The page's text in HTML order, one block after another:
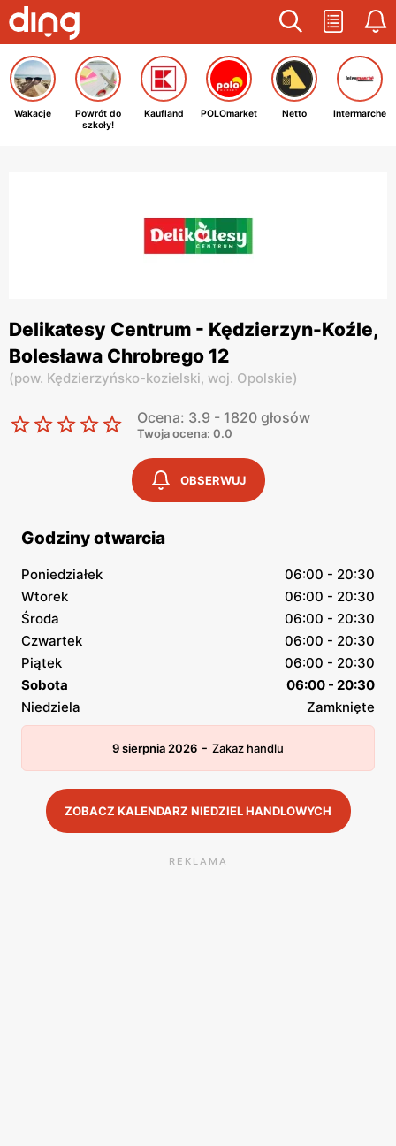
Wakacje
Powrót do
szkoły!
Kaufland POLOmarket Netto Intermarche
Delikatesy Centrum - Kędzierzyn-Koźle,
Bolesława Chrobrego 12
(pow. Kędzierzyńsko-kozielski, woj. Opolskie)
Ocena: 3.9 - 1820 głosów
Twoja ocena: 0.0
OBSERWUJ
Godziny otwarcia
Poniedziałek
06:00 - 20:30
Wtorek
06:00 - 20:30
Środa
06:00 - 20:30
Czwartek
06:00 - 20:30
Piątek
06:00 - 20:30
Sobota
06:00 - 20:30
Niedziela
Zamknięte
9 sierpnia 2026 - Zakaz handlu
ZOBACZ KALENDARZ NIEDZIEL HANDLOWYCH
REKLAMA